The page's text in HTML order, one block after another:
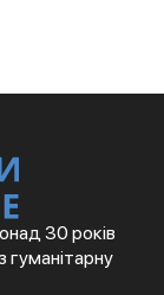
30 років
гуманітарну